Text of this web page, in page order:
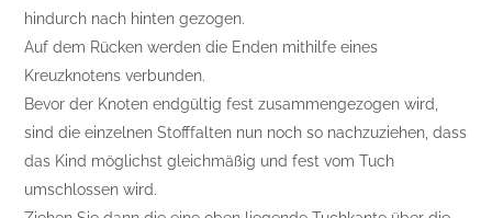
hindurch nach hinten gezogen.
Auf dem Rücken werden die Enden mithilfe eines
Kreuzknotens verbunden.
Bevor der Knoten endgültig fest zusammengezogen wird,
sind die einzelnen Stofffalten nun noch so nachzuziehen, dass
das Kind möglichst gleichmäßig und fest vom Tuch
umschlossen wird.